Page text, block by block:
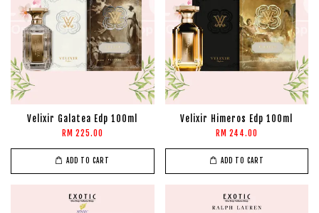
Velixir Galatea Edp 100ml
RM 225.00
ADD TO CART
Velixir Himeros Edp 100ml
RM 244.00
ADD TO CART